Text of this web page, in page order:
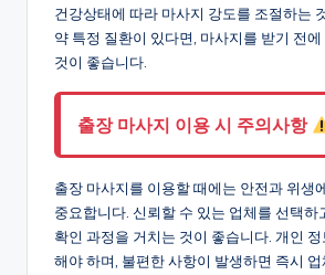
건강상태에 따라 마사지 강도를 조절하는
약 특정 질환이 있다면, 마사지를 받기 전
것이 좋습니다.
출장 마사지 이용 시 주의사항
출장 마사지를 이용할 때에는 안전과 위생
중요합니다. 신뢰할 수 있는 업체를 선택하
확인 과정을 거치는 것이 좋습니다. 개인
해야 하며, 불편한 사항이 발생하면 즉시